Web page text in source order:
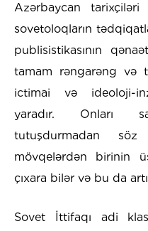
Azərbaycan
sovetoloqların
publisistikasının
tamam rəngarəng və
ictimai və ideoloji-
yaradır. Onları
tutuşdurmadan
mövqelərdən birinin
çıxara bilər və bu da
Sovet İttifaqı adi